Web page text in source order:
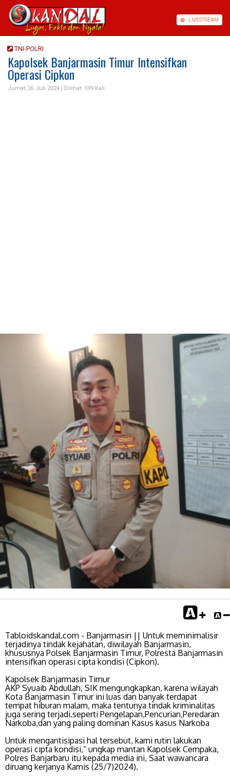
LIVESTREAM
TNI-POLRI
Kapolsek Banjarmasin Timur Intensifkan
Operasi Cipkon
Jumat, 26 Juli 2024 | Dilihat: 599 Kali
Tabloidskandal.com - Banjarmasin || Untuk meminimalisir
terjadinya tindak kejahatan, diwilayah Banjarmasin,
khususnya Polsek Banjarmasin Timur, Polresta Banjarmasin
intensifkan operasi cipta kondisi (Cipkon).
Kapolsek Banjarmasin Timur
AKP Syuaib Abdullah, SIK mengungkapkan, karena wilayah
Kota Banjarmasin Timur ini luas dan banyak terdapat
tempat hiburan malam, maka tentunya tindak kriminalitas
juga sering terjadi.seperti Pengelapan,Pencurian,Peredaran
Narkoba,dan yang paling dominan Kasus kasus Narkoba
Untuk mengantisipasi hal tersebut, kami rutin lakukan
operasi cipta kondisi,” ungkap mantan Kapolsek Cempaka,
Polres Banjarbaru itu kepada media ini, Saat wawancara
diruang kerjanya Kamis (25/7)2024).